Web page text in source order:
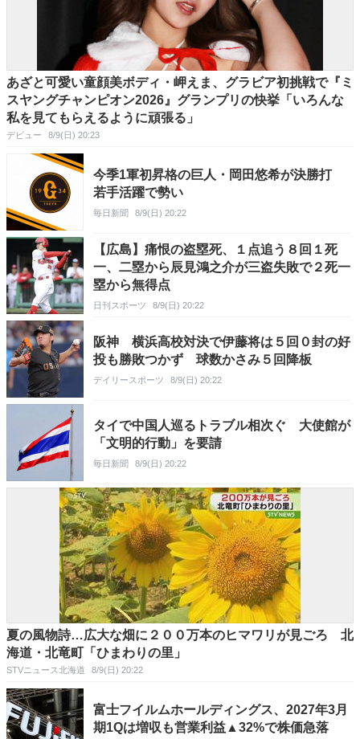
あざと可愛い童顔美ボディ・岬えま、グラビア初挑戦で『ミ
スヤングチャンピオン2026』グランプリの快挙「いろんな
私を見てもらえるように頑張る」
デビュー 8/9(日) 20:23
今季1軍初昇格の巨人・岡田悠希が決勝打
若手活躍で勢い
毎日新聞 8/9(日) 20:22
【広島】痛恨の盗塁死、１点追う８回１死
一、二塁から辰見鴻之介が三盗失敗で２死一
塁から無得点
日刊スポーツ 8/9(日) 20:22
阪神 横浜高校対決で伊藤将は５回０封の好
投も勝敗つかず 球数かさみ５回降板
デイリースポーツ 8/9(日) 20:22
タイで中国人巡るトラブル相次ぐ 大使館が
「文明的行動」を要請
毎日新聞 8/9(日) 20:22
夏の風物詩…広大な畑に２００万本のヒマワリが見ごろ 北
海道・北竜町「ひまわりの里」
STVニュース北海道 8/9(日) 20:22
富士フイルムホールディングス、2027年3月
期1Qは増収も営業利益▲32%で株価急落